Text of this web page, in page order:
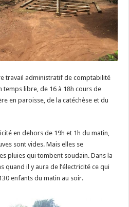
travail administratif de comptabilité
temps libre, de 16 à 18h cours de
en paroisse, de la catéchèse et du
en dehors de 19h et 1h du matin,
sont vides. Mais elles se
pluies qui tombent soudain. Dans la
quand il y aura de l’électricité ce qui
enfants du matin au soir.